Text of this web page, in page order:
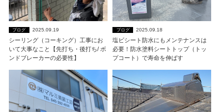
ブログ 2025.09.19
シーリング（コーキング）工事にお
いて大事なこと【先打ち・後打ち/ ボ
ンドブレーカーの必要性】
ブログ 2025.09.18
塩ビシート防水にもメンテナンスは
必要！防水塗料シートトップ（トッ
プコート）で寿命を伸ばす